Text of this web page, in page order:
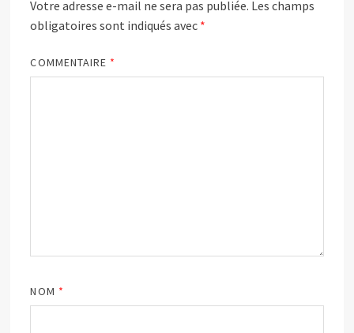
Votre adresse e-mail ne sera pas publiée. Les champs
obligatoires sont indiqués avec *
COMMENTAIRE *
NOM *